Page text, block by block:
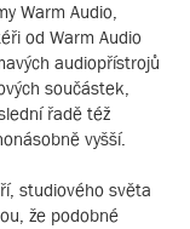
Warm Audio,
od Warm Audio
audiopřístrojů
součástek,
řadě též
vyšší.
studiového světa
že podobné